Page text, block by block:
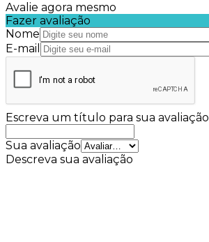
Avalie agora mesmo
Fazer avaliação
Nome
E-mail
Escreva um título para sua avaliação
Sua avaliação
Descreva sua avaliação